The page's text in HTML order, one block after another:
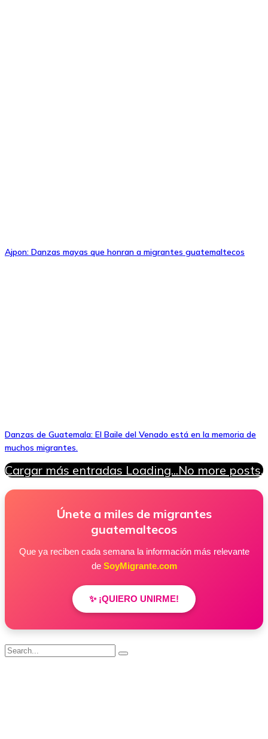
Ajpon: Danzas mayas que honran a migrantes guatemaltecos
Danzas de Guatemala: El Baile del Venado está en la memoria de
muchos migrantes.
Cargar más entradas Loading...No more posts.
Únete a miles de migrantes
guatemaltecos
Que ya reciben cada semana la información más relevante
de SoyMigrante.com
✨ ¡QUIERO UNIRME!